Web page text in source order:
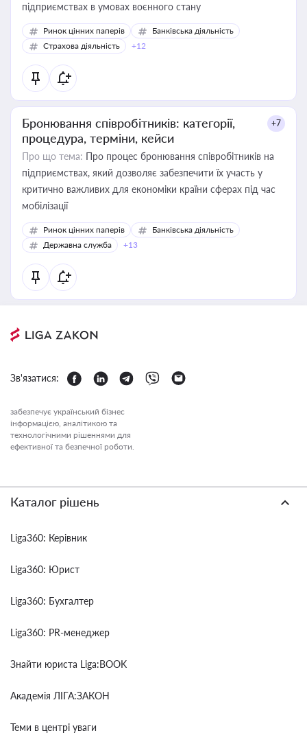
підприємствах в умовах воєнного стану
Ринок цінних паперів
Банківська діяльність
Страхова діяльність
+12
Бронювання співробітників: категорії,
процедура, терміни, кейси
+7
Про що тема: Про процес бронювання співробітників на
підприємствах, який дозволяє забезпечити їх участь у
критично важливих для економіки країни сферах під час
мобілізації
Ринок цінних паперів
Банківська діяльність
Державна служба
+13
Зв'язатися:
забезпечує український бізнес
інформацією, аналітикою та
технологічними рішеннями для
ефективної та безпечної роботи.
Каталог рішень
Liga360: Керівник
Liga360: Юрист
Liga360: Бухгалтер
Liga360: PR-менеджер
Знайти юриста Liga:BOOK
Академія ЛІГА:ЗАКОН
Теми в центрі уваги